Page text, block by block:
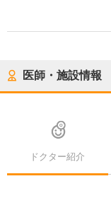
医師・施設情報
ドクター紹介